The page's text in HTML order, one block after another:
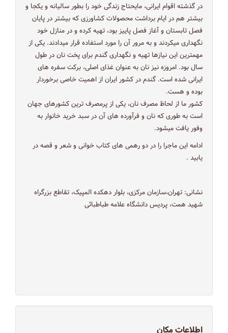
در گذشته اقوام ایرانی، مایحتاج زندگی خود را بطور سالیانه و یکجا و
بیشتر هم در ایام برداشت محصولات کشاورزی که بیشتر در پایان
فصل تابستان و آغاز فصل پاییز بود، تهیه کرده و در منازل خود
نگهداری میکردند و به مرور آن را مورد استفاده قرار میدادند. یکی از
مهمترین این نیازها تهیه و نگهداری گندم برای پخت نان در طول
سال بود. امروزه نیز نان به عنوان غذای اصلی، برکت سفره های
ایرانی شده است. گندم در کشور ایران از اهمیت خاصی برخوردار
بوده و هست.
کشور ما از لحاظ مصرف نان، یکی از پرمصرف ترین کشورهای جهان
است به طوری که نان و فرآورده های آن در سبد خرید خانوار به
وفور یافت میشود.
ادامه این ماجرا را در دو رهمی های کتاب خوانی و شعر و قصه در
یابید .
نشانی: تهران،سازمان مرکزی، بلوار دهکده المپیک، تقاطع بزرگراه
شهید همت، پردیس دانشگاه علامه طباطبائی
اطلاعات مکان